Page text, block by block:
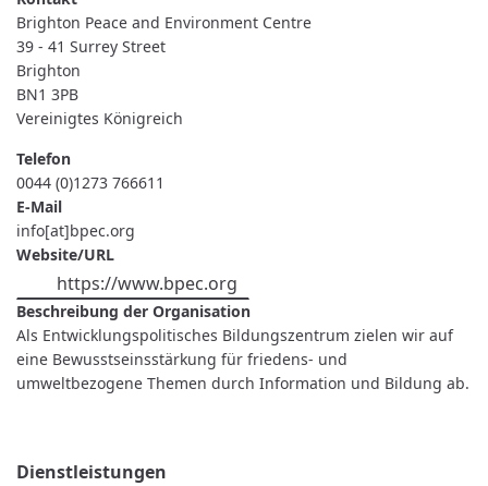
ENVIRONMENT
CENTRE
Brighton Peace and Environment Centre
39 - 41 Surrey Street
Brighton
BN1 3PB
Vereinigtes Königreich
Telefon
0044 (0)1273 766611
E-Mail
info[at]bpec.org
Website/URL
https://www.bpec.org
Beschreibung der Organisation
Als Entwicklungspolitisches Bildungszentrum zielen wir auf
eine Bewusstseinsstärkung für friedens- und
umweltbezogene Themen durch Information und Bildung ab.
Dienstleistungen